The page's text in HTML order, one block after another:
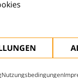
Nutzungsbedingungen